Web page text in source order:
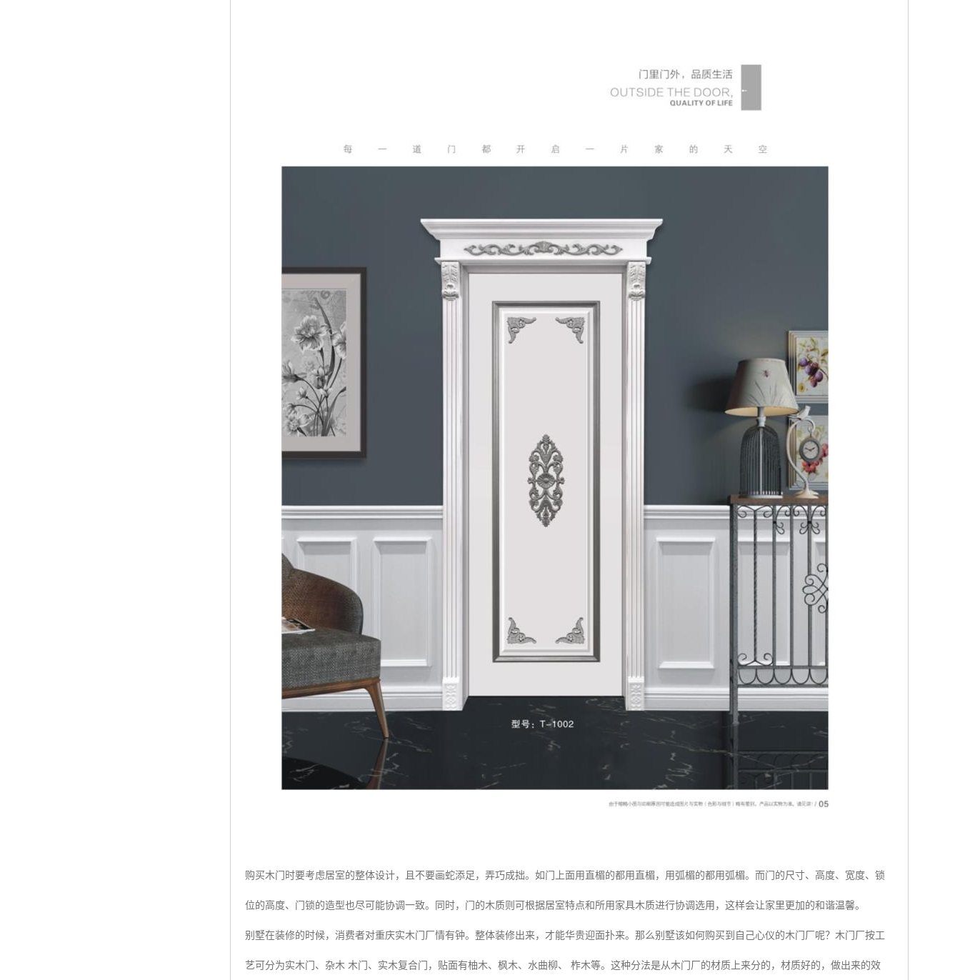
购买木门时要考虑居室的整体设计，且不要画蛇添足，弄巧成拙。如门上面用直楣的都用直楣，用弧楣的都用弧楣。而门的尺寸、高度、宽度、锁
位的高度、门锁的造型也尽可能协调一致。同时，门的木质则可根据居室特点和所用家具木质进行协调选用，这样会让家里更加的和谐温馨。
别墅在装修的时候，消费者对重庆实木门厂情有钟。整体装修出来，才能华贵迎面扑来。那么别墅该如何购买到自己心仪的木门厂呢？木门厂按工
艺可分为实木门、杂木 木门、实木复合门，贴面有柚木、枫木、水曲柳、 柞木等。这种分法是从木门厂的材质上来分的，材质好的，做出来的效